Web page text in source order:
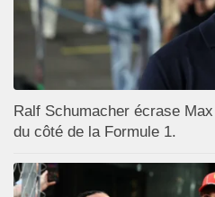
Ralf Schumacher écrase
du côté de la Formule 1.